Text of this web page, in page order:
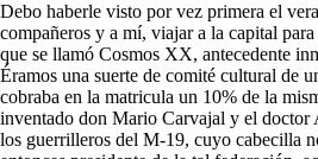
Debo haberle visto por vez primera el
compañeros y a mí, viajar a la capital
que se llamó Cosmos XX, antecedente
Éramos una suerte de comité cultural de
cobraba en la matricula un 10% de la
inventado don Mario Carvajal y el doctor
los guerrilleros del M-19, cuyo cabecilla